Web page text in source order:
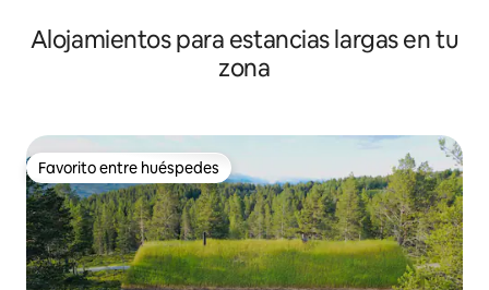
Alojamientos para estancias largas en tu
zona
Favorito entre huéspedes
Favorito entre huéspedes